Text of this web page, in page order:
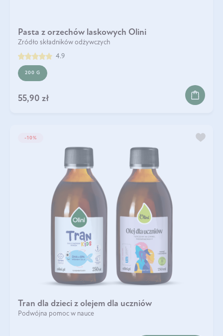
Pasta z orzechów laskowych Olini
Źródło składników odżywczych
4.9
200 G
55,90 zł
-10%
Tran dla dzieci z olejem dla uczniów
Podwójna pomoc w nauce